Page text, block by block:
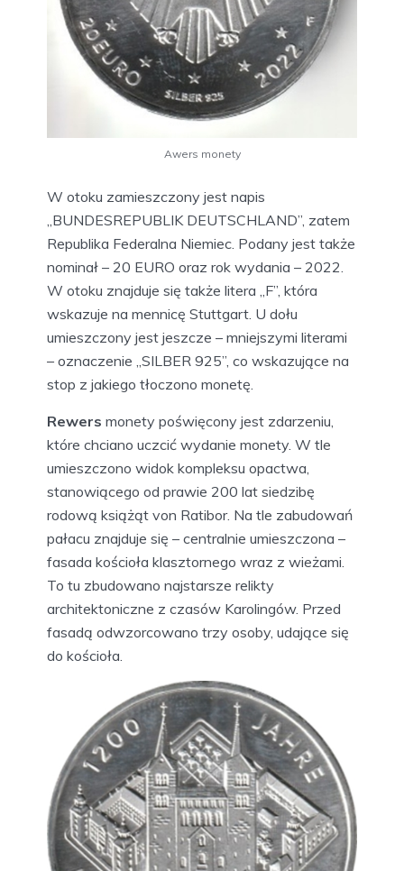
Awers monety
W otoku zamieszczony jest napis
„BUNDESREPUBLIK DEUTSCHLAND”, zatem
Republika Federalna Niemiec. Podany jest także
nominał – 20 EURO oraz rok wydania – 2022.
W otoku znajduje się także litera „F”, która
wskazuje na mennicę Stuttgart. U dołu
umieszczony jest jeszcze – mniejszymi literami
– oznaczenie „SILBER 925”, co wskazujące na
stop z jakiego tłoczono monetę.
Rewers monety poświęcony jest zdarzeniu,
które chciano uczcić wydanie monety. W tle
umieszczono widok kompleksu opactwa,
stanowiącego od prawie 200 lat siedzibę
rodową książąt von Ratibor. Na tle zabudowań
pałacu znajduje się – centralnie umieszczona –
fasada kościoła klasztornego wraz z wieżami.
To tu zbudowano najstarsze relikty
architektoniczne z czasów Karolingów. Przed
fasadą odwzorcowano trzy osoby, udające się
do kościoła.